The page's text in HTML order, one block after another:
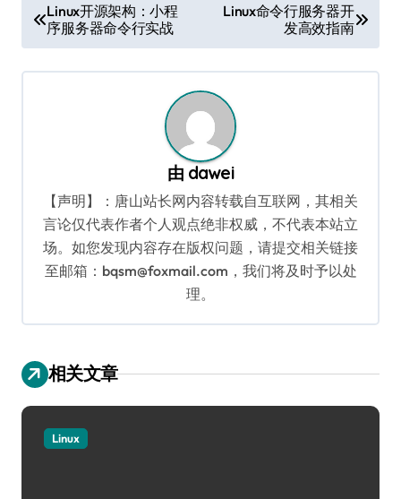
章
导
Linux开源架构：小程
序服务器命令行实战
Linux命令行服务器开
发高效指南
由 dawei
【声明】：唐山站长网内容转载自互联网，其相关
言论仅代表作者个人观点绝非权威，不代表本站立
场。如您发现内容存在版权问题，请提交相关链接
至邮箱：bqsm@foxmail.com，我们将及时予以处
理。
相关文章
Linux